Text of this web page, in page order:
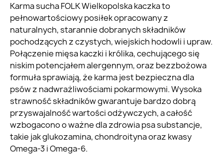
Karma sucha FOLK Wielkopolska kaczka to
pełnowartościowy posiłek opracowany z
naturalnych, starannie dobranych składników
pochodzących z czystych, wiejskich hodowli i upraw.
Połączenie mięsa kaczki i królika, cechującego się
niskim potencjałem alergennym, oraz bezzbożowa
formuła sprawiają, że karma jest bezpieczna dla
psów z nadwrażliwościami pokarmowymi. Wysoka
strawność składników gwarantuje bardzo dobrą
przyswajalność wartości odżywczych, a całość
wzbogacono o ważne dla zdrowia psa substancje,
takie jak glukozamina, chondroityna oraz kwasy
Omega-3 i Omega-6.